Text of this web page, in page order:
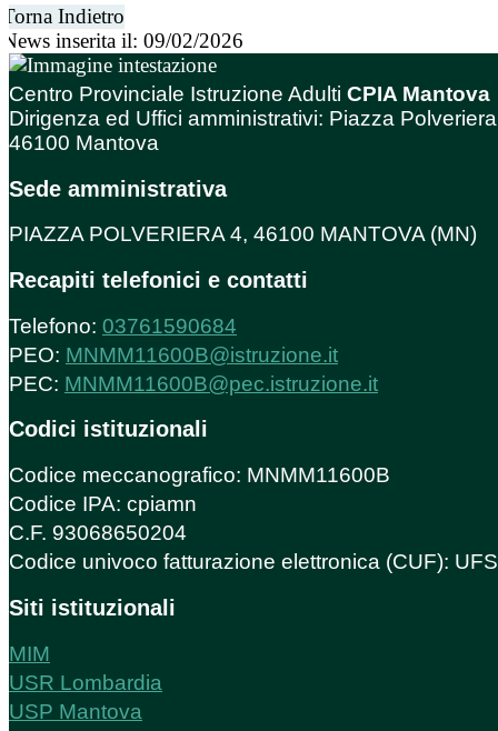
Torna Indietro
News inserita il: 09/02/2026
Centro Provinciale Istruzione Adulti CPIA Mantova
Dirigenza ed Uffici amministrativi: Piazza
46100 Mantova
Sede amministrativa
PIAZZA POLVERIERA 4, 46100 MANTOVA (MN)
Recapiti telefonici e contatti
Telefono: 03761590684
PEO: MNMM11600B@istruzione.it
PEC: MNMM11600B@pec.istruzione.it
Codici istituzionali
Codice meccanografico: MNMM11600B
Codice IPA: cpiamn
C.F. 93068650204
Codice univoco fatturazione elettronica (CUF):
Siti istituzionali
MIM
USR Lombardia
USP Mantova